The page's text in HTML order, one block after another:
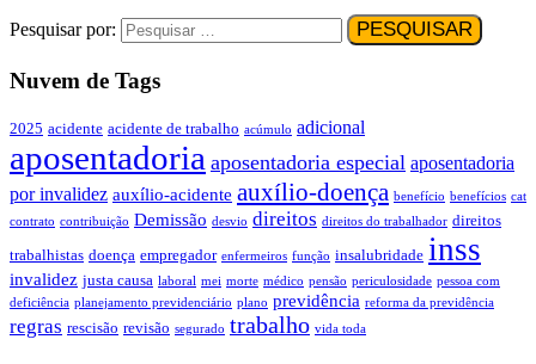
Pesquisar por:
Nuvem de Tags
2025 acidente acidente de trabalho acúmulo adicional
aposentadoria aposentadoria especial aposentadoria
por invalidez auxílio-acidente auxílio-doença benefício benefícios cat
contrato contribuição Demissão desvio direitos direitos do trabalhador direitos
trabalhistas doença empregador enfermeiros função insalubridade inss
invalidez justa causa laboral mei morte médico pensão periculosidade pessoa com
deficiência planejamento previdenciário plano previdência reforma da previdência
regras rescisão revisão segurado trabalho vida toda